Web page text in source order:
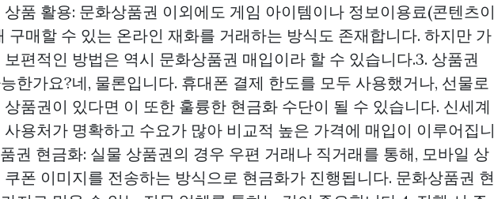
품 활용: 문화상품권 이외에도 게임 아이템이나 정보이용료(콘텐츠이
구매할 수 있는 온라인 재화를 거래하는 방식도 존재합니다. 하지만 가
편적인 방법은 역시 문화상품권 매입이라 할 수 있습니다.3. 상품권
한가요?네, 물론입니다. 휴대폰 결제 한도를 모두 사용했거나, 선물로
상품권이 있다면 이 또한 훌륭한 현금화 수단이 될 수 있습니다. 신세계
용처가 명확하고 수요가 많아 비교적 높은 가격에 매입이 이루어집니
권 현금화: 실물 상품권의 경우 우편 거래나 직거래를 통해, 모바일 상
폰 이미지를 전송하는 방식으로 현금화가 진행됩니다. 문화상품권 현